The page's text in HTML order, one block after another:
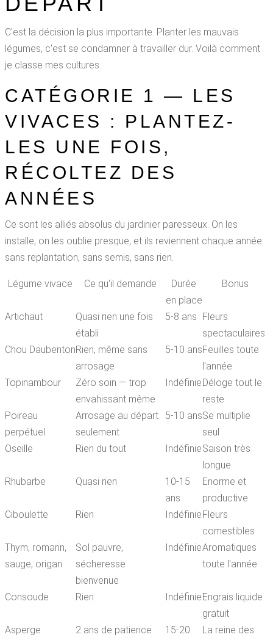
C'est la décision la plus importante. Planter les mauvais
légumes, c'est se condamner à travailler dur. Voilà comment
je classe mes cultures.
CATÉGORIE 1 — LES
VIVACES : PLANTEZ-
LES UNE FOIS,
RÉCOLTEZ DES
ANNÉES
Ce sont les alliés absolus du jardinier paresseux. On les
installe, on les oublie presque, et ils reviennent chaque année
sans replantation, sans semis, sans rien.
Légume vivace Ce qu'il demande
Durée
en place
Bonus
Artichaut
Quasi rien une fois
établi
5-8 ans
Fleurs
spectaculaires
Chou DaubentonRien, même sans
arrosage
5-10 ansFeuilles toute
l'année
Topinambour
Zéro soin — trop
envahissant même
Indéfinie Déloge tout le
reste
Poireau
perpétuel
Arrosage au départ
seulement
5-10 ansSe multiplie
seul
Oseille
Rien du tout IndéfinieSaison très
longue
Rhubarbe
Quasi rien
10-15
ans
Enorme et
productive
Ciboulette
Rien Indéfinie Fleurs
comestibles
Thym, romarin,
sauge, origan
Sol pauvre,
sécheresse
bienvenue
IndéfinieAromatiques
toute l'année
Consoude Rien Indéfinie Engrais liquide
gratuit
Asperge
2 ans de patience
15-20
La reine des